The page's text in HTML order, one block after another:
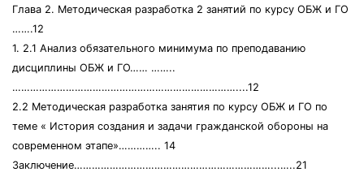
Глава 2. Методическая разработка 2 занятий по курсу ОБЖ и ГО
…….12
1. 2.1 Анализ обязательного минимума по преподаванию
дисциплины ОБЖ и ГО…… ……..
…………………………………………………………………....12
2.2 Методическая разработка занятия по курсу ОБЖ и ГО по
теме « История создания и задачи гражданской обороны на
современном этапе»………….. 14
Заключение…………………………………………………………...…..21